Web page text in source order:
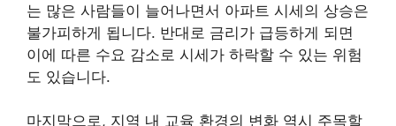
는 많은 사람들이 늘어나면서 아파트 시세의 상승은
불가피하게 됩니다. 반대로 금리가 급등하게 되면
이에 따른 수요 감소로 시세가 하락할 수 있는 위험
도 있습니다.
마지막으로, 지역 내 교육 환경의 변화 역시 주목할